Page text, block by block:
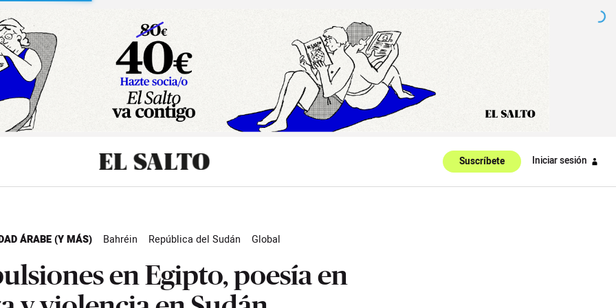
Suscríbete Iniciar sesión
ÁRABE (Y MÁS) Bahréin República del Sudán Global
en Egipto, poesía en